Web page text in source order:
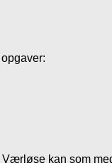
kan som